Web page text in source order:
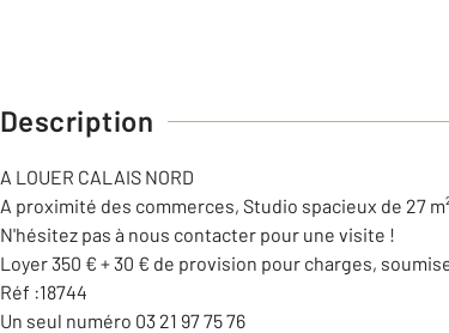
Description
A LOUER CALAIS NORD
A proximité des commerces, Studio spacieux de 27
N'hésitez pas à nous contacter pour une visite !
Loyer 350 € + 30 € de provision pour charges,
Réf :18744
Un seul numéro 03 21 97 75 76